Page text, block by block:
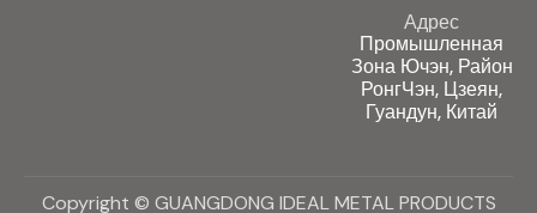
Адрес
Промышленная
Зона Ючэн, Район
РонгЧэн, Цзеян,
Гуандун, Китай
Copyright © GUANGDONG IDEAL METAL PRODUCTS